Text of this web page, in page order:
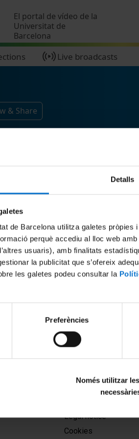
Detalls
de Barcelona utilitza galetes
perquè accediu al lloc web
usuaris), amb finalitats
la publicitat que s’ofereix
les galetes podeu consultar la
Preferències
Només utilitzar
El portal de vídeo de la
Universitat de
Barcelona
Live broadcasts
& Share
Ambiental: Arriben diners d
a trencar amb la
davant del canvi
part
Legal notice
Cookies